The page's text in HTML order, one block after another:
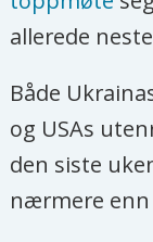
allerede
Både
og USAs
den siste
nærmere